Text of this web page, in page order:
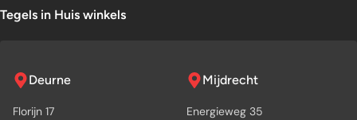
Tegels in Huis winkels
Deurne
Florijn 17
Mijdrecht
Energieweg 35